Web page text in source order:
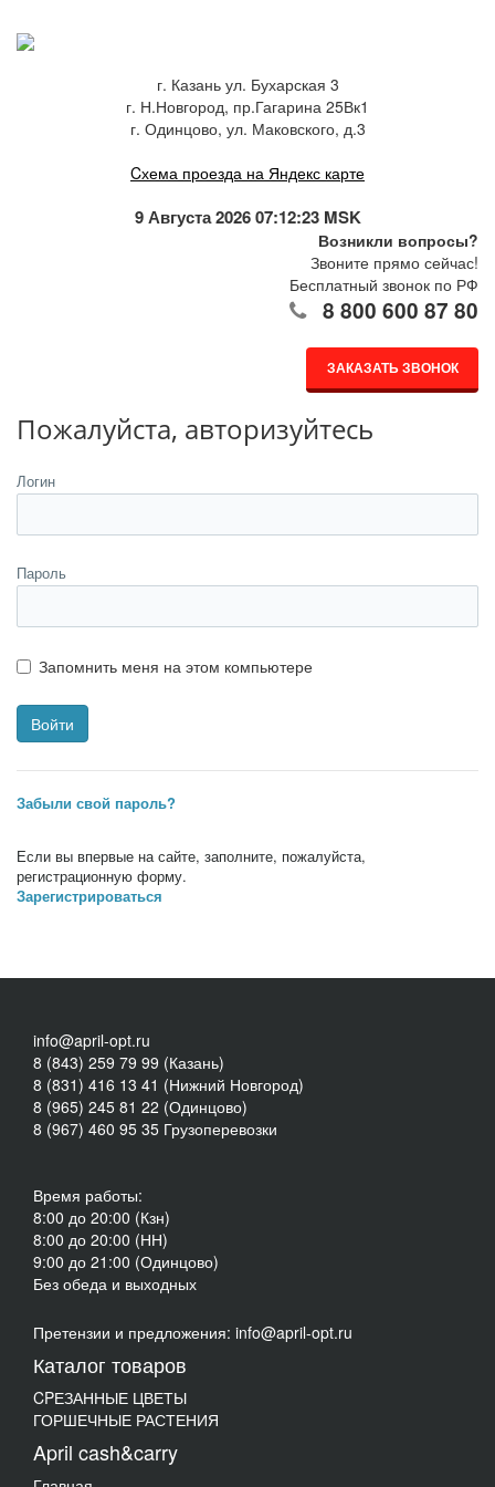
г. Казань ул. Бухарская 3
г. Н.Новгород, пр.Гагарина 25Вк1
г. Одинцово, ул. Маковского, д.3
Cхема проезда на Яндекс карте
9 Августа 2026 07:12:23 MSK
Возникли вопросы?
Звоните прямо сейчас!
Бесплатный звонок по РФ
8 800 600 87 80
ЗАКАЗАТЬ ЗВОНОК
Пожалуйста, авторизуйтесь
Логин
Пароль
Запомнить меня на этом компьютере
Забыли свой пароль?
Если вы впервые на сайте, заполните, пожалуйста,
регистрационную форму.
Зарегистрироваться
info@april-opt.ru
8 (843) 259 79 99 (Казань)
8 (831) 416 13 41 (Нижний Новгород)
8 (965) 245 81 22 (Одинцово)
8 (967) 460 95 35 Грузоперевозки
Время работы:
8:00 до 20:00 (Кзн)
8:00 до 20:00 (НН)
9:00 до 21:00 (Одинцово)
Без обеда и выходных
Претензии и предложения: info@april-opt.ru
Каталог товаров
CPЕЗАННЫЕ ЦВЕТЫ
ГОРШЕЧНЫЕ РАСТЕНИЯ
April cash&carry